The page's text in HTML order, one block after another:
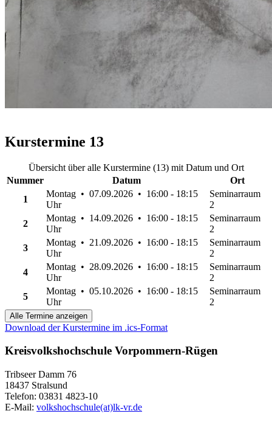
Kurstermine 13
Übersicht über alle Kurstermine (13) mit Datum und Ort
Nummer
Datum
Ort
1
Montag • 07.09.2026 • 16:00 - 18:15
Uhr
Seminarraum
2
2
Montag • 14.09.2026 • 16:00 - 18:15
Uhr
Seminarraum
2
3
Montag • 21.09.2026 • 16:00 - 18:15
Uhr
Seminarraum
2
4
Montag • 28.09.2026 • 16:00 - 18:15
Uhr
Seminarraum
2
5
Montag • 05.10.2026 • 16:00 - 18:15
Uhr
Seminarraum
2
Alle Termine anzeigen
Download der Kurstermine im .ics-Format
Kreisvolkshochschule Vorpommern-Rügen
Tribseer Damm 76
18437 Stralsund
Telefon: 03831 4823-10
E-Mail: volkshochschule(at)lk-vr.de